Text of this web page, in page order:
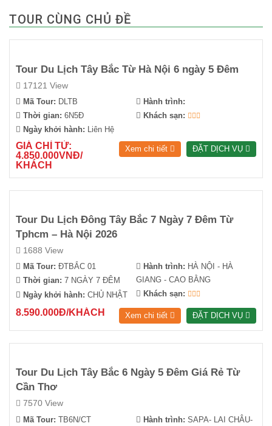
TOUR CÙNG CHỦ ĐỀ
Tour Du Lịch Tây Bắc Từ Hà Nội 6 ngày 5 Đêm
17121 View
Mã Tour: DLTB
Thời gian: 6N5Đ
Ngày khởi hành: Liên Hệ
Hành trình:
Khách sạn:
GIÁ CHỈ TỪ:
4.850.000VNĐ/
KHÁCH
Xem chi tiết ĐẶT DỊCH VỤ
Tour Du Lịch Đông Tây Bắc 7 Ngày 7 Đêm Từ
Tphcm – Hà Nội 2026
1688 View
Mã Tour: ĐTBẮC 01
Thời gian: 7 NGÀY 7 ĐÊM
Ngày khởi hành: CHỦ NHẬT
Hành trình: HÀ NỘI - HÀ
GIANG - CAO BẰNG
Khách sạn:
8.590.000Đ/KHÁCH Xem chi tiết ĐẶT DỊCH VỤ
Tour Du Lịch Tây Bắc 6 Ngày 5 Đêm Giá Rẻ Từ
Cần Thơ
7570 View
Mã Tour: TB6N/CT Hành trình: SAPA- LAI CHÂU-